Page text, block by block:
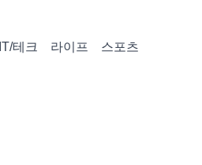
IT/테크 라이프 스포츠